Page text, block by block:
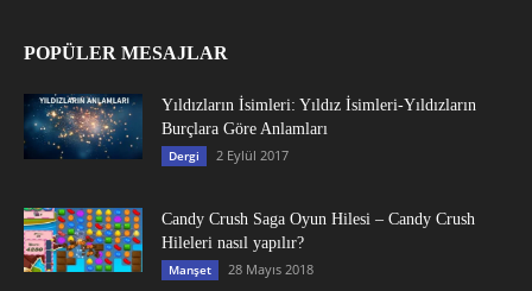
POPÜLER MESAJLAR
Yıldızların İsimleri: Yıldız İsimleri-Yıldızların
Burçlara Göre Anlamları
Dergi 2 Eylül 2017
Candy Crush Saga Oyun Hilesi – Candy Crush
Hileleri nasıl yapılır?
Manşet 28 Mayıs 2018